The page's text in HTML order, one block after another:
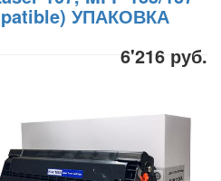
УПАКОВКА
6'216 руб.